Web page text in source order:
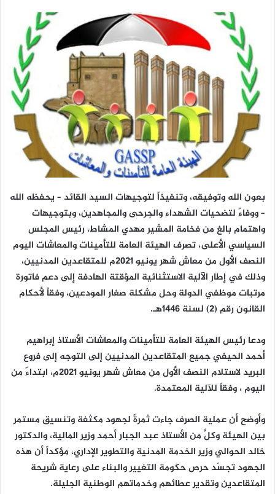
بعون الله وتوفيقه، وتنفيذاً لتوجيهات السيد القائد – يحفظه الله
– ووفاءً لتضحيات الشهداء والجرحى والمجاهدين، وبتوجيهات
واهتمام بالغ من فخامة المشير مهدي المشاط، رئيس المجلس
السياسي الأعلى، تصرف الهيئة العامة للتأمينات والمعاشات اليوم
النصف الأول من معاش شهر يونيو 2021م للمتقاعدين المدنيين،
وذلك في إطار الآلية الاستثنائية المؤقتة الهادفة إلى دعم فاتورة
مرتبات موظفي الدولة وحل مشكلة صغار المودعين، وفقاً لأحكام
القانون رقم (2) لسنة 1446هـ.
ودعا رئيس الهيئة العامة للتأمينات والمعاشات الأستاذ إبراهيم
أحمد الحيفي جميع المتقاعدين المدنيين إلى التوجه إلى فروع
البريد لاستلام النصف الأول من معاش شهر يونيو 2021م، ابتداءً من
اليوم ، وفقاً للآلية المعتمدة.
وأوضح أن عملية الصرف جاءت ثمرةً لجهود مكثفة وتنسيق مستمر
بين الهيئة وكلٍّ من الأستاذ عبد الجبار أحمد وزير المالية، والدكتور
خالد الحوالي وزير الخدمة المدنية والتطوير الإداري، مؤكداً أن هذه
الجهود تجسّد حرص حكومة التغيير والبناء على رعاية شريحة
المتقاعدين وتقدير عطائهم وخدماتهم الوطنية الجليلة.